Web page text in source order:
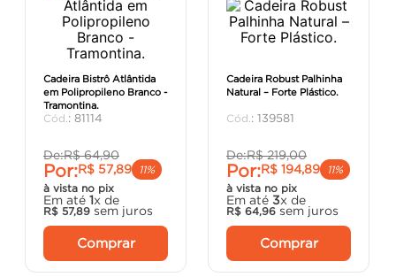
Cadeira Bistrô Atlântida
em Polipropileno Branco -
Tramontina.
: 81114
De:R$ 64,90
Por:R$ 57,89
11%
à vista no pix
Em até 1x de
R$ 57,89 sem juros
Comprar
Cadeira Robust Palhinha
Natural – Forte Plástico.
: 139581
De:R$ 219,00
Por:R$ 194,89
11%
à vista no pix
Em até 3x de
R$ 64,96 sem juros
Comprar
massa corrida
chuveiro
porta
º argamassa
º cimento